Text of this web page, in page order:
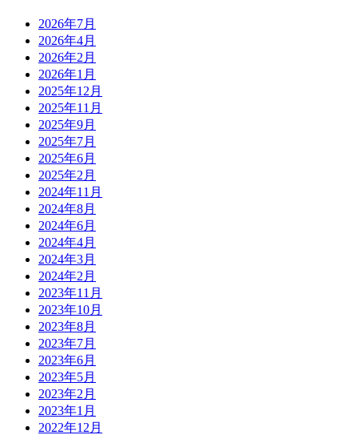
2026年7月
2026年4月
2026年2月
2026年1月
2025年12月
2025年11月
2025年9月
2025年7月
2025年6月
2025年2月
2024年11月
2024年8月
2024年6月
2024年4月
2024年3月
2024年2月
2023年11月
2023年10月
2023年8月
2023年7月
2023年6月
2023年5月
2023年2月
2023年1月
2022年12月